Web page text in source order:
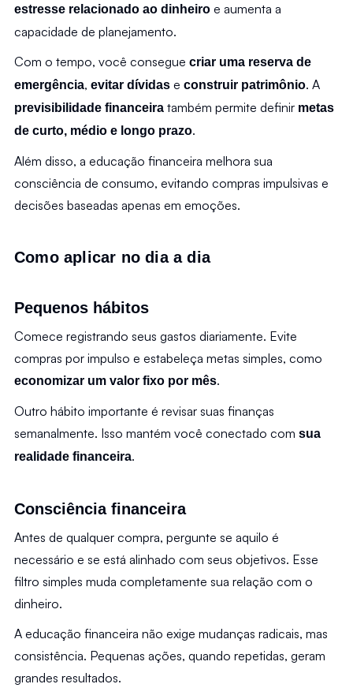
estresse relacionado ao dinheiro e aumenta a
capacidade de planejamento.
Com o tempo, você consegue criar uma reserva de
emergência, evitar dívidas e construir patrimônio . A
previsibilidade financeira também permite definir metas
de curto, médio e longo prazo.
Além disso, a educação financeira melhora sua
consciência de consumo, evitando compras impulsivas e
decisões baseadas apenas em emoções.
Como aplicar no dia a dia
Pequenos hábitos
Comece registrando seus gastos diariamente. Evite
economizar um valor fixo por mês.
Outro hábito importante é revisar suas finanças
semanalmente. Isso mantém você conectado com sua
realidade financeira.
Consciência financeira
Antes de qualquer compra, pergunte se aquilo é
necessário e se está alinhado com seus objetivos. Esse
filtro simples muda completamente sua relação com o
dinheiro.
A educação financeira não exige mudanças radicais, mas
consistência. Pequenas ações, quando repetidas, geram
grandes resultados.